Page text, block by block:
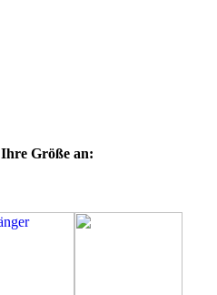
Ihre Größe an: